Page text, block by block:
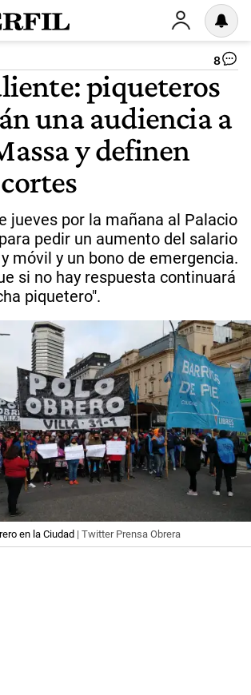
8
piqueteros
una audiencia a
y definen
jueves por la mañana al Palacio
pedir un aumento del salario
móvil y un bono de emergencia.
si no hay respuesta continuará
piquetero".
en la Ciudad | Twitter Prensa Obrera